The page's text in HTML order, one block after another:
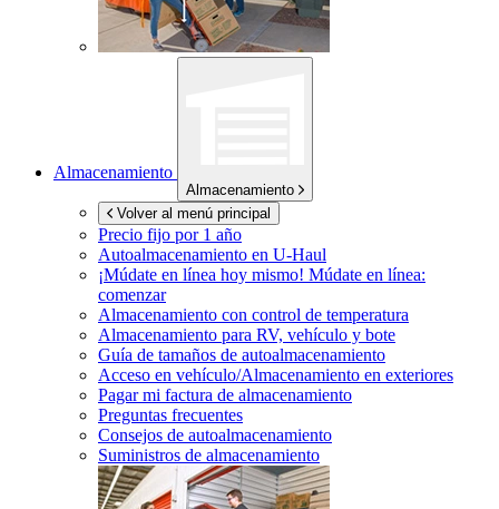
Almacenamiento
Almacenamiento
Volver al menú principal
Precio fijo por 1 año
Autoalmacenamiento en U-Haul
¡Múdate en línea hoy mismo! Múdate en línea:
comenzar
Almacenamiento con control de temperatura
Almacenamiento para RV, vehículo y bote
Guía de tamaños de autoalmacenamiento
Acceso en vehículo/Almacenamiento en exteriores
Pagar mi factura de almacenamiento
Preguntas frecuentes
Consejos de autoalmacenamiento
Suministros de almacenamiento